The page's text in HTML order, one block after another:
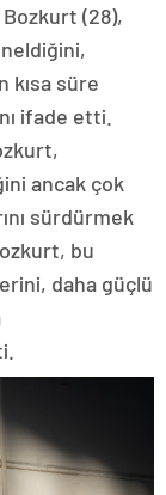
Bozkurt (28),
kısa süre
ifade etti.
ancak çok
sürdürmek
bu
daha güçlü